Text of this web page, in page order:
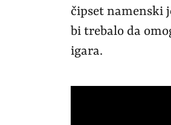
čipset namenski
bi trebalo da
igara.